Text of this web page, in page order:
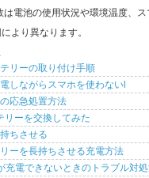
電池の使用状況や環境温度、
より異なります。
リーの取り付け手順
しながらスマホを使わないl
応急処置方法
リーを交換してみた
ちさせる
ーを長持ちさせる充電方法
充電できないときのトラブル対